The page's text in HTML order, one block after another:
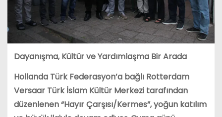
Dayanışma, Kültür ve Yardımlaşma Bir Arada
Hollanda Türk Federasyon’a bağlı Rotterdam
Versaar Türk İslam Kültür Merkezi tarafından
düzenlenen “Hayır Çarşısı/Kermes”, yoğun katılım